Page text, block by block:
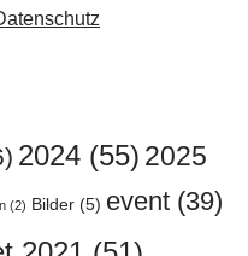
2024 (55) 2025
(2) Bilder (5) event (39)